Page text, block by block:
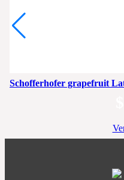
Schofferhofer grapefruit